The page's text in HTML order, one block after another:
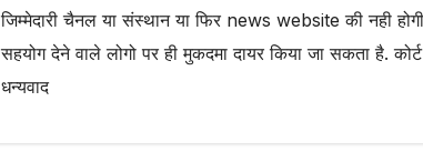
जिम्मेदारी चैनल या संस्थान या फिर news website की नही
सहयोग देने वाले लोगो पर ही मुकदमा दायर किया जा सकता है.
धन्यवाद